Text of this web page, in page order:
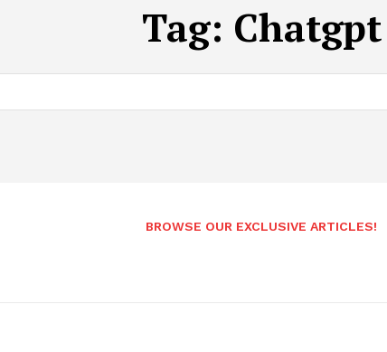
Tag: Chatgpt
BROWSE OUR EXCLUSIVE ARTICLES!